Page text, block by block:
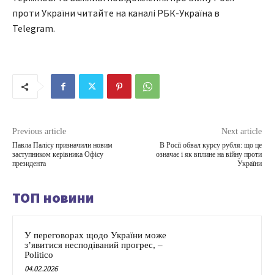
проти України читайте на каналі РБК-Україна в
Telegram.
Previous article
Павла Палісу призначили новим
заступником керівника Офісу
президента
Next article
В Росії обвал курсу рубля: що це
означає і як вплине на війну проти
України
ТОП новини
У переговорах щодо України може
з’явитися несподіваний прогрес, –
Politico
04.02.2026